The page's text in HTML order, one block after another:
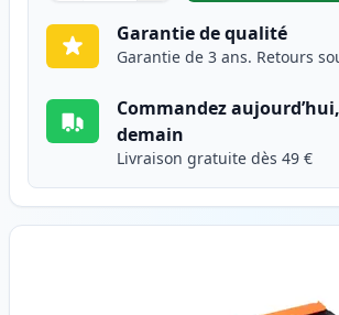
Garantie de qualité
Garantie de 3 ans. Retours
Commandez
demain
Livraison gratuite dès 49 €